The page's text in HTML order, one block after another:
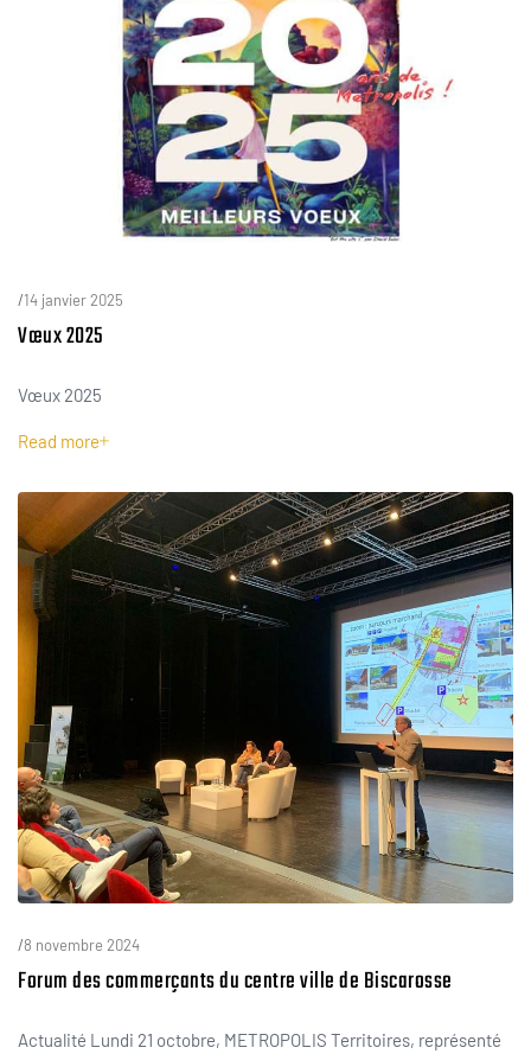
/14 janvier 2025
Vœux 2025
Vœux 2025
Read more
/8 novembre 2024
Forum des commerçants du centre ville de Biscarosse
Actualité Lundi 21 octobre, METROPOLIS Territoires, représenté